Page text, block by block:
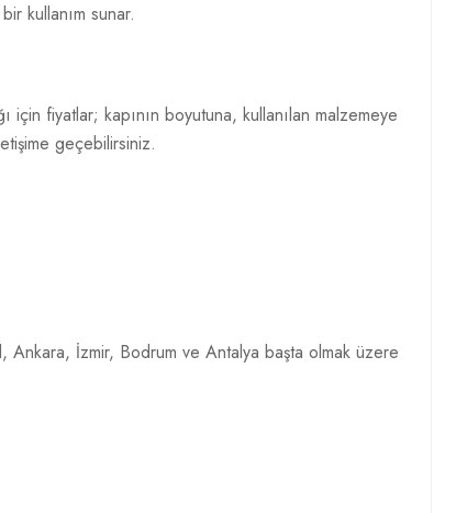
kullanım sunar.
için fiyatlar; kapının boyutuna, kullanılan malzemeye
geçebilirsiniz.
Ankara, İzmir, Bodrum ve Antalya başta olmak üzere